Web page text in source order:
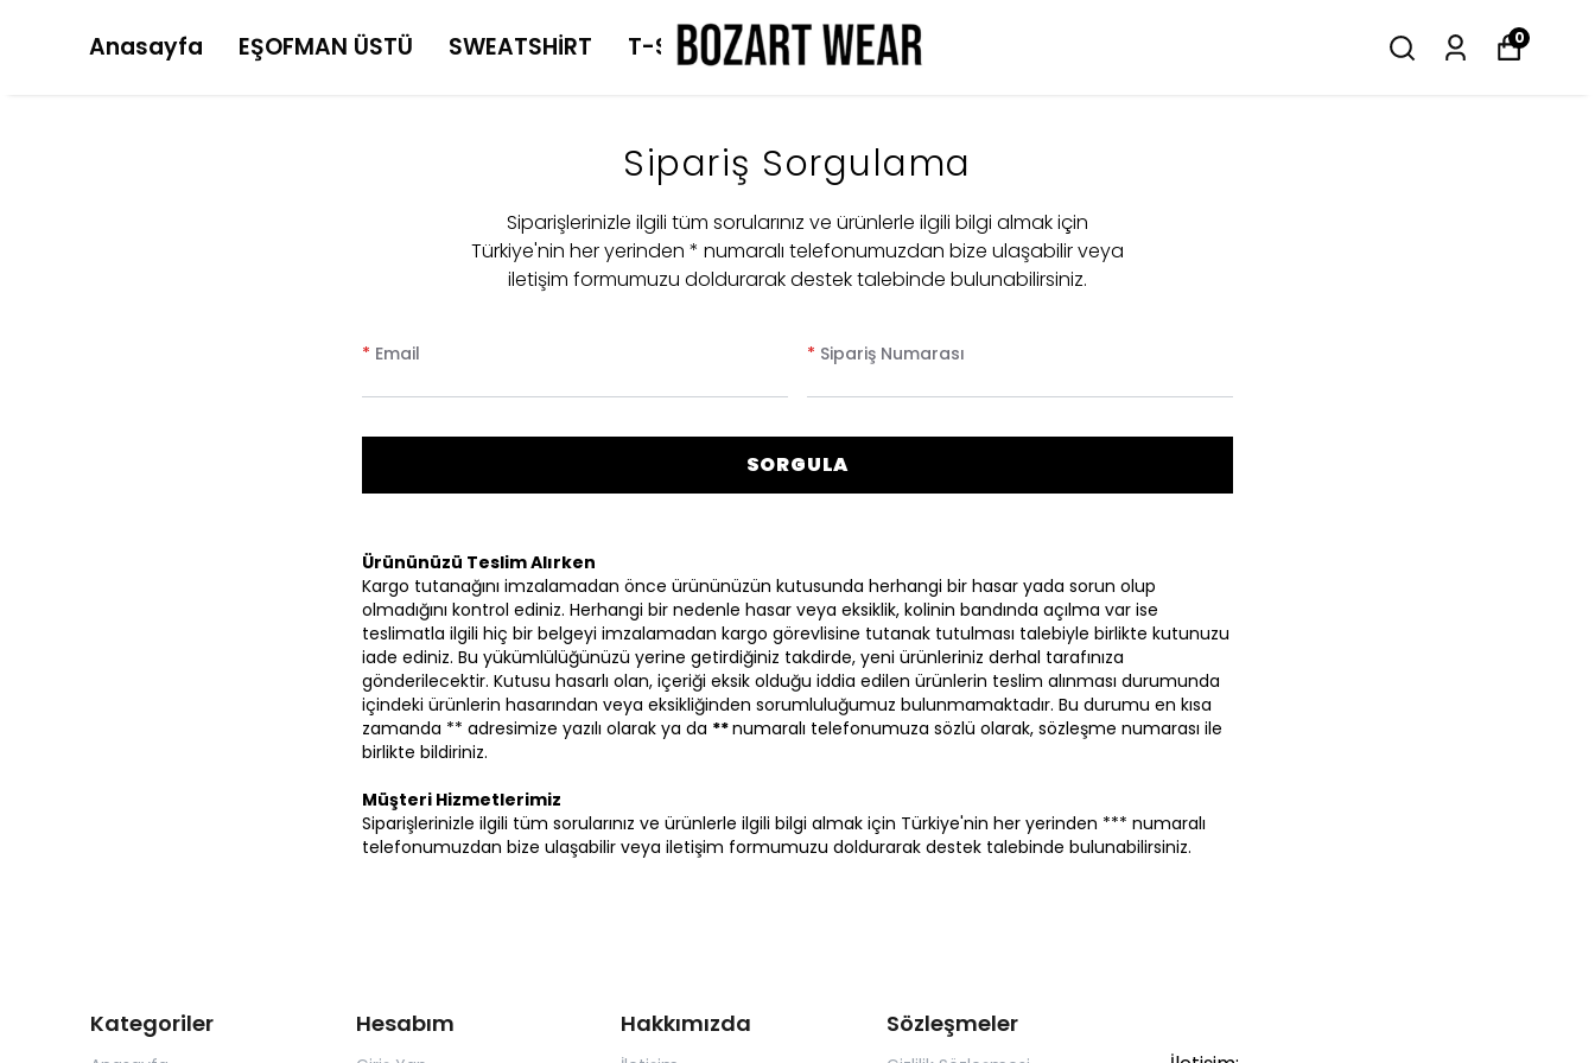
Anasayfa EŞOFMAN ÜSTÜ SWEATSHİRT T-SHİRT 0
Sipariş Sorgulama
Siparişlerinizle ilgili tüm sorularınız ve ürünlerle ilgili bilgi almak için
Türkiye'nin her yerinden * numaralı telefonumuzdan bize ulaşabilir veya
iletişim formumuzu doldurarak destek talebinde bulunabilirsiniz.
* Email * Sipariş Numarası
SORGULA
Ürününüzü Teslim Alırken
Kargo tutanağını imzalamadan önce ürününüzün kutusunda herhangi bir hasar yada sorun olup
olmadığını kontrol ediniz. Herhangi bir nedenle hasar veya eksiklik, kolinin bandında açılma var ise
teslimatla ilgili hiç bir belgeyi imzalamadan kargo görevlisine tutanak tutulması talebiyle birlikte kutunuzu
iade ediniz. Bu yükümlülüğünüzü yerine getirdiğiniz takdirde, yeni ürünleriniz derhal tarafınıza
gönderilecektir. Kutusu hasarlı olan, içeriği eksik olduğu iddia edilen ürünlerin teslim alınması durumunda
içindeki ürünlerin hasarından veya eksikliğinden sorumluluğumuz bulunmamaktadır. Bu durumu en kısa
zamanda ** adresimize yazılı olarak ya da **numaralı telefonumuza sözlü olarak, sözleşme numarası ile
birlikte bildiriniz.
Müşteri Hizmetlerimiz
Siparişlerinizle ilgili tüm sorularınız ve ürünlerle ilgili bilgi almak için Türkiye'nin her yerinden *** numaralı
telefonumuzdan bize ulaşabilir veya iletişim formumuzu doldurarak destek talebinde bulunabilirsiniz.
Kategoriler Hesabım Hakkımızda Sözleşmeler